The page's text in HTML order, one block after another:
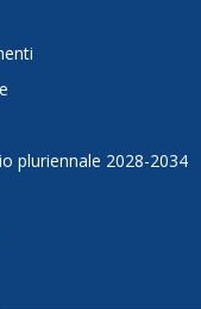
pluriennale 2028-2034